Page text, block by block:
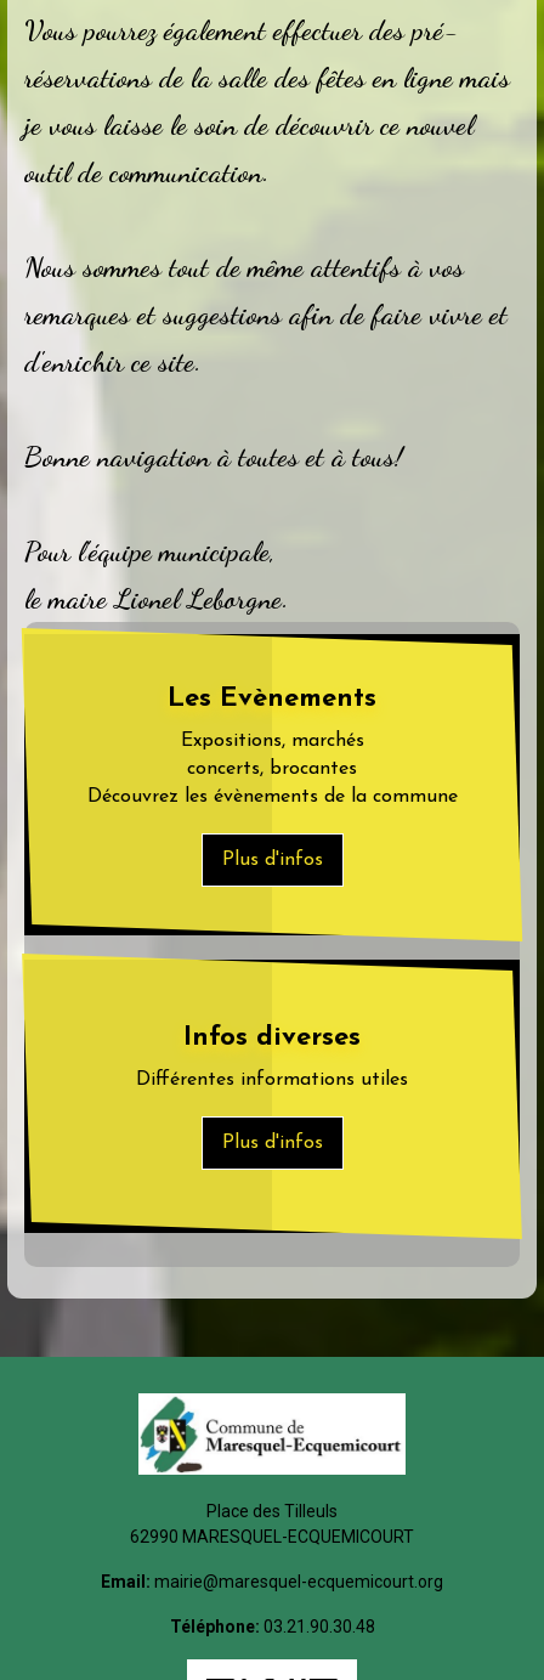
Vous pourrez également effectuer des pré-
réservations de la salle des fêtes en ligne mais
je vous laisse le soin de découvrir ce nouvel
outil de communication.
Nous sommes tout de même attentifs à vos
remarques et suggestions afin de faire vivre et
d'enrichir ce site.
Bonne navigation à toutes et à tous!
Pour l'équipe municipale,
le maire Lionel Leborgne.
Les Evènements
Expositions, marchés
concerts, brocantes
Découvrez les évènements de la commune
Plus d'infos
Infos diverses
Différentes informations utiles
Plus d'infos
Place des Tilleuls
62990 MARESQUEL-ECQUEMICOURT
Email: mairie@maresquel-ecquemicourt.org
Téléphone: 03.21.90.30.48